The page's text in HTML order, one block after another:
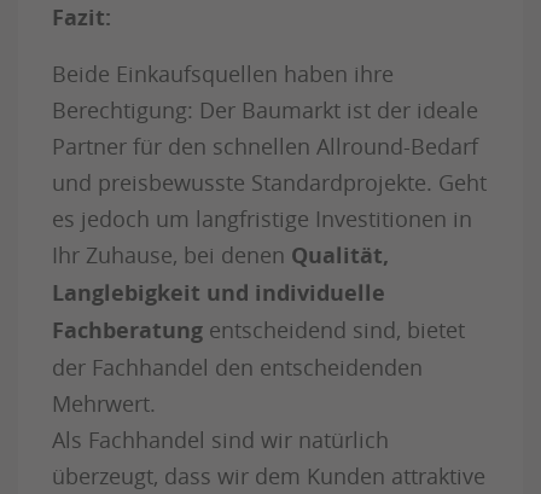
Fazit:
Beide Einkaufsquellen haben ihre
Berechtigung: Der Baumarkt ist der ideale
Partner für den schnellen Allround-Bedarf
und preisbewusste Standardprojekte. Geht
es jedoch um langfristige Investitionen in
Ihr Zuhause, bei denen Qualität,
Langlebigkeit und individuelle
Fachberatung entscheidend sind, bietet
der Fachhandel den entscheidenden
Mehrwert.
Als Fachhandel sind wir natürlich
überzeugt, dass wir dem Kunden attraktive